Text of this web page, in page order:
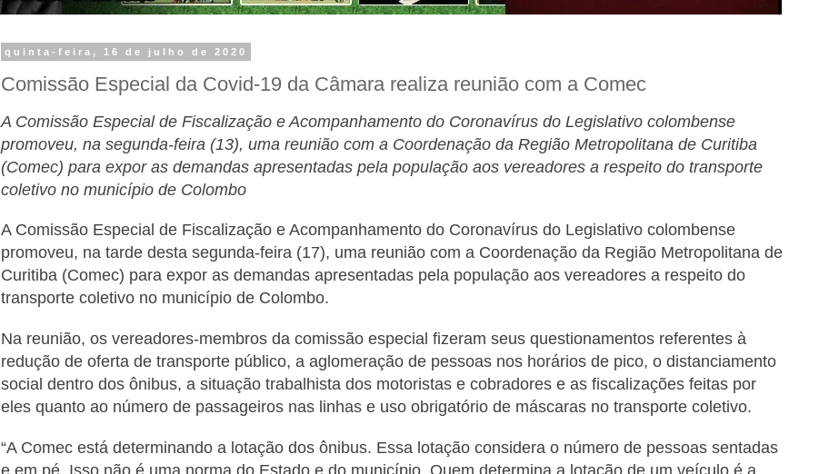
quinta-feira, 16 de julho de 2020
Comissão Especial da Covid-19 da Câmara realiza reunião com a Comec
A Comissão Especial de Fiscalização e Acompanhamento do Coronavírus do Legislativo colombense
promoveu, na segunda-feira (13), uma reunião com a Coordenação da Região Metropolitana de Curitiba
(Comec) para expor as demandas apresentadas pela população aos vereadores a respeito do transporte
coletivo no município de Colombo
A Comissão Especial de Fiscalização e Acompanhamento do Coronavírus do Legislativo colombense
promoveu, na tarde desta segunda-feira (17), uma reunião com a Coordenação da Região Metropolitana de
Curitiba (Comec) para expor as demandas apresentadas pela população aos vereadores a respeito do
transporte coletivo no município de Colombo.
Na reunião, os vereadores-membros da comissão especial fizeram seus questionamentos referentes à
redução de oferta de transporte público, a aglomeração de pessoas nos horários de pico, o distanciamento
social dentro dos ônibus, a situação trabalhista dos motoristas e cobradores e as fiscalizações feitas por
eles quanto ao número de passageiros nas linhas e uso obrigatório de máscaras no transporte coletivo.
“A Comec está determinando a lotação dos ônibus. Essa lotação considera o número de pessoas sentadas